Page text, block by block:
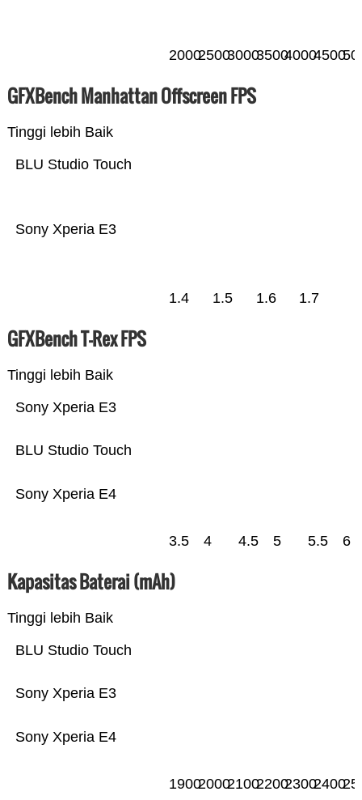
200025003000350040004500
GFXBench Manhattan Offscreen FPS
Tinggi lebih Baik
Sony Xperia E3
BLU Studio Touch
1.4 1.5 1.6 1.7
GFXBench T-Rex FPS
Tinggi lebih Baik
Sony Xperia E4
BLU Studio Touch
Sony Xperia E3
3.5 4 4.5 5 5.5 6
Kapasitas Baterai (mAh)
Tinggi lebih Baik
Sony Xperia E4
Sony Xperia E3
BLU Studio Touch
190020002100220023002400